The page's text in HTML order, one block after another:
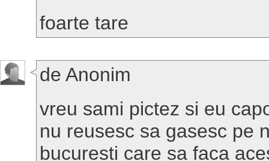
foarte tare
de Anonim
vreu sami pictez si eu
nu reusesc sa gasesc pe
bucuresti care sa faca